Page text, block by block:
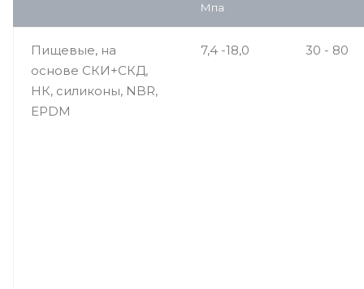
Мпа
Пищевые, на
основе СКИ+СКД,
НК, силиконы, NBR,
EPDM
7,4 -18,0 30 - 80